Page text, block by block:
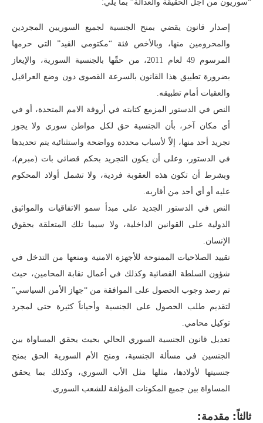
“سوريون من أجل الحقيقة والعدالة” بما يلي:
إصدار قانون يقضي بمنح الجنسية لجميع السوريين المجردين
والمحرومين منها، وبالأخص فئة “مكتومي القيد” التي حرمها
المرسوم 49 لعام 2011، من حقّها بالجنسية السورية، والإيعاز
بضرورة تطبيق هذا القانون بالسرعة القصوى دون وضع العراقيل
والعقبات أمام تطبيقه.
النص في الدستور المزمع كتابته في أروقة الامم المتحدة، أو في
أي مكان آخر، بأن الجنسية حق لكل مواطن سوري ولا يجوز
تجريد أحد منها، إلاّ لأسباب محددة وواضحة واستثنائية يتم تحديدها
في الدستور، وعلى أن يكون التجريد بحكم قضائي بات (مبرم)،
وبشرط أن تكون هذه العقوبة فردية، ولا تشمل أولاد المحكوم
عليه أو أي أحد من أقاربه.
النص في الدستور الجديد على مبدأ سمو الاتفاقيات والمواثيق
الدولية على القوانين الداخلية، ولا سيما تلك المتعلقة بحقوق
الإنسان.
تقييد الصلاحيات الممنوحة للأجهزة الامنية ومنعها من التدخل في
شؤون السلطة القضائية وكذلك في أعمال نقابة المحامين، حيث
تم رصد وجوب الحصول على الموافقة من “جهاز الأمن السياسي”
لتقديم طلب الحصول على الجنسية وأحياناً كثيرة حتى لمجرد
توكيل محامي.
تعديل قانون الجنسية السوري الحالي بحيث يحقق المساواة بين
الجنسين في مسألة الجنسية، ومنح الأم السورية الحق بمنح
جنسيتها لأولادها، مثلها مثل الأب السوري، وكذلك بما يحقق
المساواة بين جميع المكونات المؤلفة للشعب السوري.
ثالثاً: مقدمة: